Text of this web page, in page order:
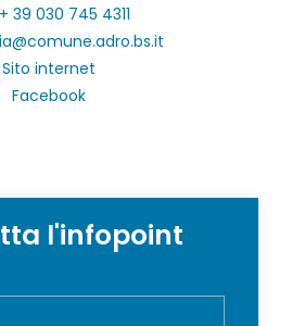
+ 39 030 745 4311
Sito internet
Facebook
l'infopoint